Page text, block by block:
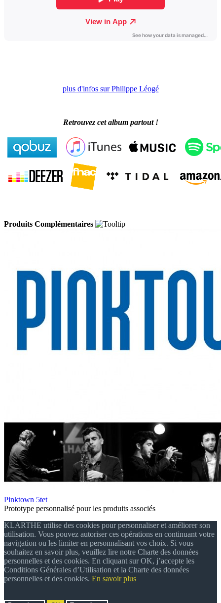
plus d'infos sur Philippe Léogé
Retrouvez cet album partout !
Produits Complémentaires
Pinktown 5tet
Prototype personnalisé pour les produits associés
KLARTHE utilise des cookies pour personnaliser et améliorer son
utilisation. Vous pouvez autoriser ces opérations en continuant votre
navigation ou les limiter en personnalisant vos choix. Si vous
souhaitez en savoir plus, veuillez lire notre Charte des données
personnelles et des cookies. En cliquant sur OK, j’accepte les
Conditions Générales d’Utilisation et la Charte des données
personnelles et des cookies. En savoir plus